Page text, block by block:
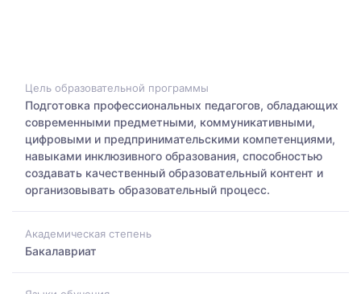
Цель образовательной программы
Подготовка профессиональных педагогов, обладающих
современными предметными, коммуникативными,
цифровыми и предпринимательскими компетенциями,
навыками инклюзивного образования, способностью
создавать качественный образовательный контент и
организовывать образовательный процесс.
Академическая степень
Бакалавриат